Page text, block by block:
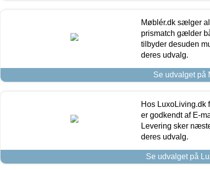
Møblér.dk sælger
prismatch gælder
tilbyder desuden
deres udvalg.
Se udvalget på
Hos LuxoLiving.dk
er godkendt af E-
Levering sker
deres udvalg.
Se udvalget på